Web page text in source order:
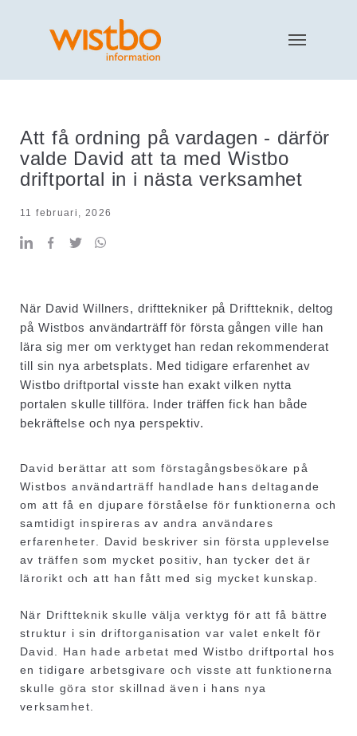
Att få ordning på vardagen - därför
valde David att ta med Wistbo
driftportal in i nästa verksamhet
11 februari, 2026
När David Willners, drifttekniker på Driftteknik, deltog
på Wistbos användarträff för första gången ville han
lära sig mer om verktyget han redan rekommenderat
till sin nya arbetsplats. Med tidigare erfarenhet av
Wistbo driftportal visste han exakt vilken nytta
portalen skulle tillföra. Inder träffen fick han både
bekräftelse och nya perspektiv.
David berättar att som förstagångsbesökare på
Wistbos användarträff handlade hans deltagande
om att få en djupare förståelse för funktionerna och
samtidigt inspireras av andra användares
erfarenheter. David beskriver sin första upplevelse
av träffen som mycket positiv, han tycker det är
lärorikt och att han fått med sig mycket kunskap.
När Driftteknik skulle välja verktyg för att få bättre
struktur i sin driftorganisation var valet enkelt för
David. Han hade arbetat med Wistbo driftportal hos
en tidigare arbetsgivare och visste att funktionerna
skulle göra stor skillnad även i hans nya
verksamhet.